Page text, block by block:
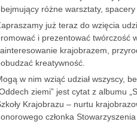
różne warsztaty, spacery
już teraz do wzięcia
i prezentować twórczość
krajobrazem,
kreatywność.
w nim wziąć udział wszyscy,
ziemi” jest cytat z albumu
Krajobrazu – nurtu
członka